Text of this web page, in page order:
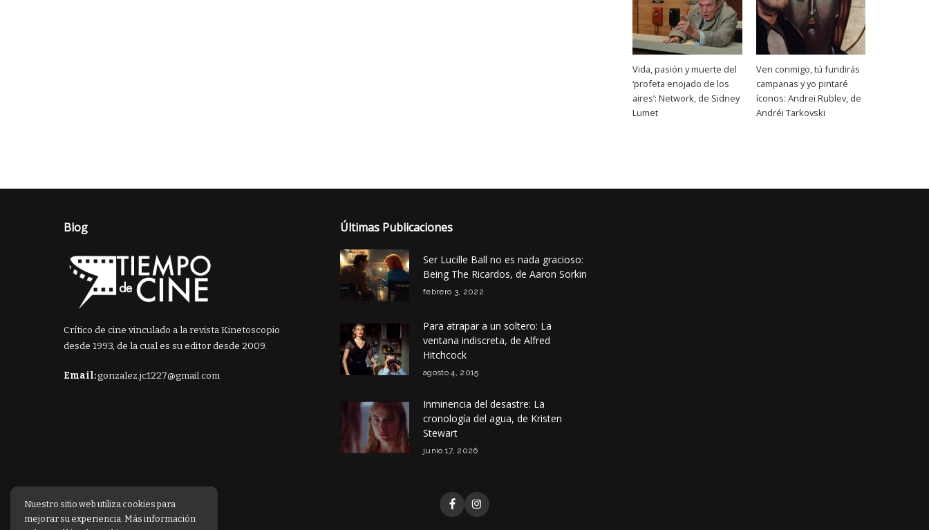
Vida, pasión y muerte del
‘profeta enojado de los
aires’: Network, de Sidney
Lumet
Ven conmigo, tú fundirás
campanas y yo pintaré
íconos: Andrei Rublev, de
Andréi Tarkovski
Blog
Crítico de cine vinculado a la revista Kinetoscopio
desde 1993, de la cual es su editor desde 2009.
Email:gonzalez.jc1227@gmail.com
Últimas Publicaciones
Ser Lucille Ball no es nada gracioso:
Being The Ricardos, de Aaron Sorkin
febrero 3, 2022
Para atrapar a un soltero: La
ventana indiscreta, de Alfred
Hitchcock
agosto 4, 2015
Inminencia del desastre: La
cronología del agua, de Kristen
Stewart
junio 17, 2026
Nuestro sitio web utiliza cookies para
mejorar su experiencia. Más información